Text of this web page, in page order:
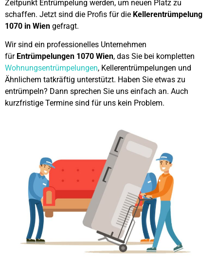
Zeitpunkt Entrümpelung werden, um neuen Platz zu
schaffen. Jetzt sind die Profis für die Kellerentrümpelung
1070 in Wien gefragt.
Wir sind ein professionelles Unternehmen
für Entrümpelungen 1070 Wien, das Sie bei kompletten
Wohnungsentrümpelungen, Kellerentrümpelungen und
Ähnlichem tatkräftig unterstützt. Haben Sie etwas zu
entrümpeln? Dann sprechen Sie uns einfach an. Auch
kurzfristige Termine sind für uns kein Problem.